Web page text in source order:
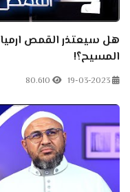
هل سيعتذر القمص
المسيح؟!
19-03-2023
80.610